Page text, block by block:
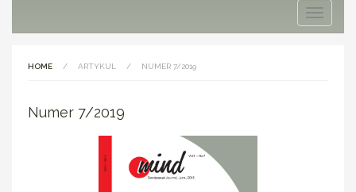
Toggle
HOME / ARTYKUL / NUMER 7/2019
Numer 7/2019